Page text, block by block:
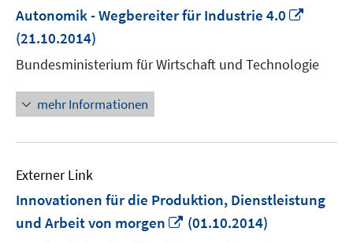
Autonomik - Wegbereiter für Industrie 4.0
öffnen
(21.10.2014)
Bundesministerium für Wirtschaft und Technologie
mehr Informationen
Externer Link
Innovationen für die Produktion, Dienstleistung
und Arbeit von morgen
In
neuem
(01.10.2014)